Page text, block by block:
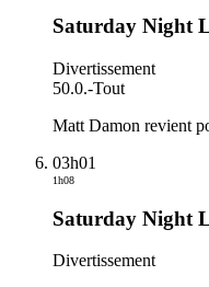
Saturday Night
Divertissement
50.0.-Tout
Matt Damon revient
03h01
1h08
Saturday Night
Divertissement